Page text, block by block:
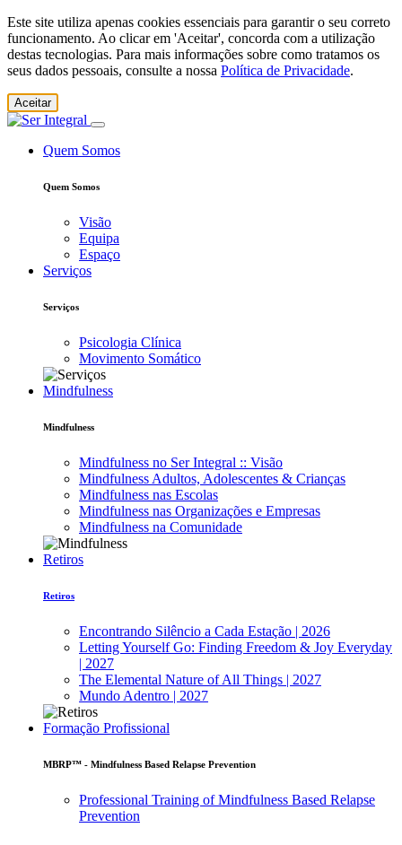
Este site utiliza apenas cookies essenciais para garantir o seu correto
funcionamento. Ao clicar em 'Aceitar', concorda com a utilização
destas tecnologias. Para mais informações sobre como tratamos os
seus dados pessoais, consulte a nossa Política de Privacidade.
Aceitar
Quem Somos
Quem Somos
Visão
Equipa
Espaço
Serviços
Serviços
Psicologia Clínica
Movimento Somático
Mindfulness
Mindfulness
Mindfulness no Ser Integral :: Visão
Mindfulness Adultos, Adolescentes & Crianças
Mindfulness nas Escolas
Mindfulness nas Organizações e Empresas
Mindfulness na Comunidade
Retiros
Retiros
Encontrando Silêncio a Cada Estação | 2026
Letting Yourself Go: Finding Freedom & Joy Everyday
| 2027
The Elemental Nature of All Things | 2027
Mundo Adentro | 2027
Formação Profissional
MBRP™ - Mindfulness Based Relapse Prevention
Professional Training of Mindfulness Based Relapse
Prevention